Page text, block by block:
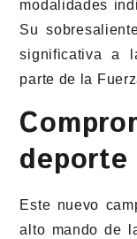
modalidades
Su
significativa a
parte de la
deporte
Este nuevo
alto mando de